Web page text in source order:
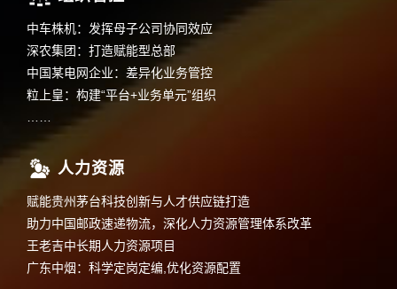
中车株机：发挥母子公司协同效应
深农集团：打造赋能型总部
中国某电网企业：差异化业务管控
粒上皇：构建“平台+业务单元”组织
人力资源
赋能贵州茅台科技创新与人才供应链打造
助力中国邮政速递物流，深化人力资源管理体系改革
王老吉中长期人力资源项目
广东中烟：科学定岗定编,优化资源配置